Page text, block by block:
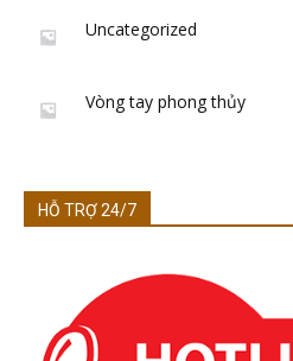
Uncategorized
Vòng tay phong thủy
HỖ TRỢ 24/7